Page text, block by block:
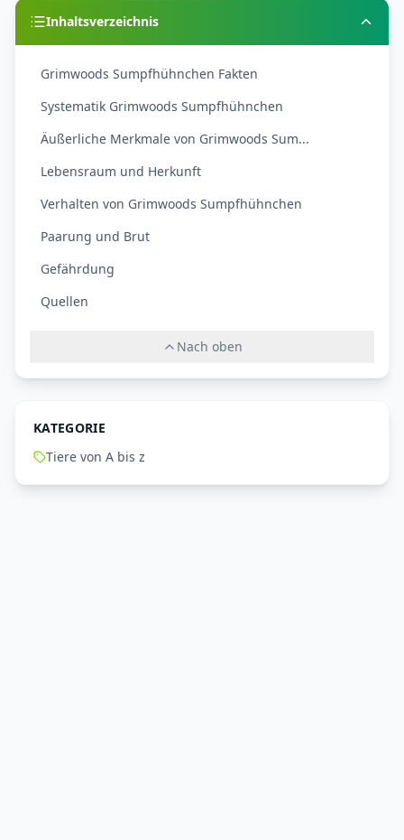
Inhaltsverzeichnis
Grimwoods Sumpfhühnchen Fakten
Systematik Grimwoods Sumpfhühnchen
Äußerliche Merkmale von Grimwoods Sum...
Lebensraum und Herkunft
Verhalten von Grimwoods Sumpfhühnchen
Paarung und Brut
Gefährdung
Quellen
Nach oben
KATEGORIE
Tiere von A bis z